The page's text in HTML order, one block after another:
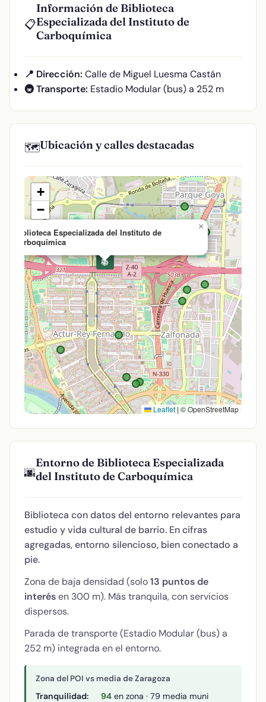
📋
Información de Biblioteca
Especializada del Instituto de
Carboquímica
📍 Dirección: Calle de Miguel Luesma Castán
🚇 Transporte: Estadio Modular (bus) a 252 m
🗺️Ubicación y calles destacadas
📚
Biblioteca Especializada del Instituto de
Carboquímica
×
+
−
Leaflet|© OpenStreetMap
🌆
Entorno de Biblioteca Especializada
del Instituto de Carboquímica
Biblioteca con datos del entorno relevantes para
estudio y vida cultural de barrio. En cifras
agregadas, entorno silencioso, bien conectado a
pie.
Zona de baja densidad (solo13 puntos de
interésen 300 m). Más tranquila, con servicios
dispersos.
Parada de transporte (Estadio Modular (bus) a
252 m) integrada en el entorno.
Zona del POI vs media de Zaragoza
Tranquilidad: 94 en zona · 79 media muni